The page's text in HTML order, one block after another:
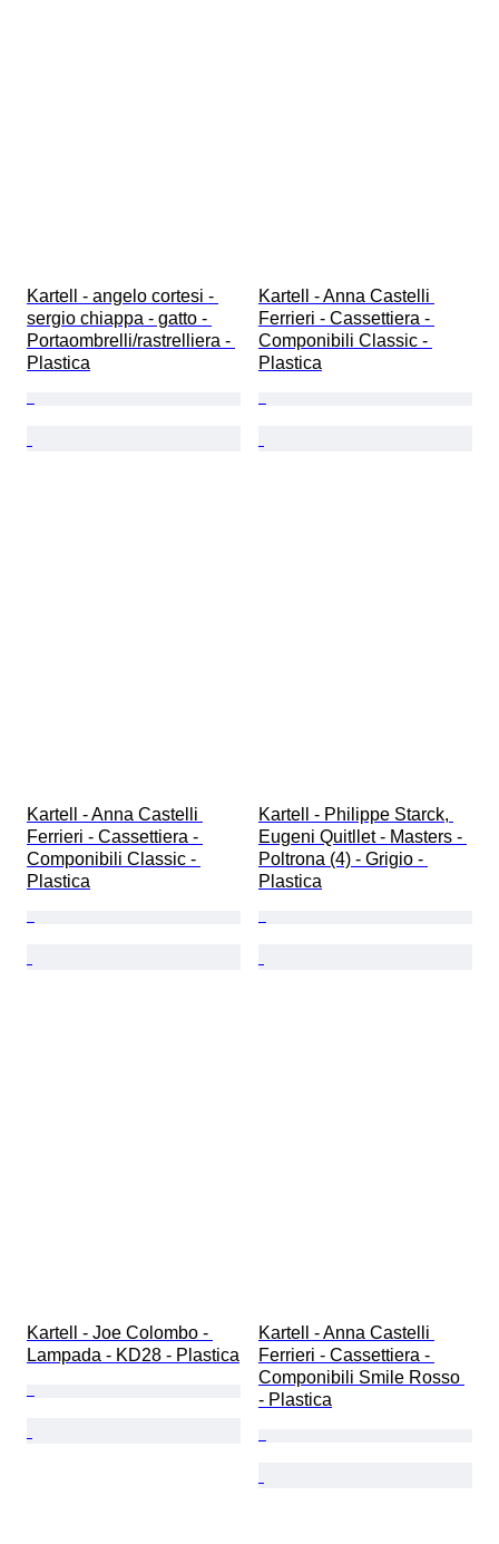
Kartell - angelo cortesi -
sergio chiappa - gatto -
Portaombrelli/rastrelliera -
Plastica
Kartell - Anna Castelli
Ferrieri - Cassettiera -
Componibili Classic -
Plastica
Kartell - Anna Castelli
Ferrieri - Cassettiera -
Componibili Classic -
Plastica
Kartell - Philippe Starck,
Eugeni Quitllet - Masters -
Poltrona (4) - Grigio -
Plastica
Kartell - Joe Colombo -
Lampada - KD28 - Plastica
Kartell - Anna Castelli
Ferrieri - Cassettiera -
Componibili Smile Rosso
- Plastica